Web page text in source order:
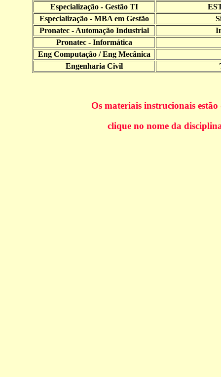
Especialização - Gestão TI
Especialização - MBA em Gestão
Pronatec - Automação Industrial
Pronatec - Informática
Eng Computação / Eng Mecânica
Engenharia Civil
Os materiais instrucionais
clique no nome da